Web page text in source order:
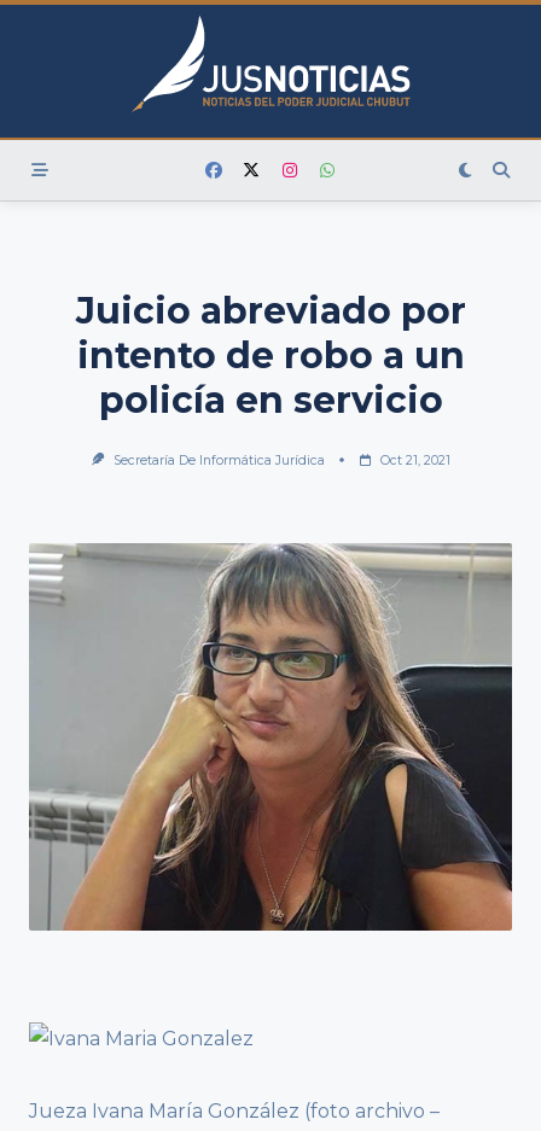
Skip
Juicio abreviado por
intento de robo a un
policía en servicio
Secretaría De Informática Jurídica Oct 21, 2021
Jueza Ivana María González (foto archivo –